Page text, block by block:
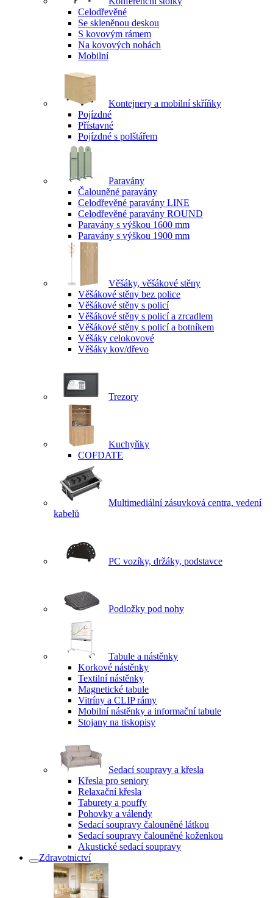
Celodřevěné
Se skleněnou deskou
S kovovým rámem
Na kovových nohách
Mobilní
Kontejnery a mobilní skříňky
Pojízdné
Přístavné
Pojízdné s polštářem
Paravány
Čalouněné paravány
Celodřevěné paravány LINE
Celodřevěné paravány ROUND
Paravány s výškou 1600 mm
Paravány s výškou 1900 mm
Věšáky, věšákové stěny
Věšákové stěny bez police
Věšákové stěny s policí
Věšákové stěny s policí a zrcadlem
Věšákové stěny s policí a botníkem
Věšáky celokovové
Věšáky kov/dřevo
Trezory
Kuchyňky
COFDATE
Multimediální zásuvková centra, vedení
kabelů
PC vozíky, držáky, podstavce
Podložky pod nohy
Tabule a nástěnky
Korkové nástěnky
Textilní nástěnky
Magnetické tabule
Vitríny a CLIP rámy
Mobilní nástěnky a informační tabule
Stojany na tiskopisy
Sedací soupravy a křesla
Křesla pro seniory
Relaxační křesla
Taburety a pouffy
Pohovky a válendy
Sedací soupravy čalouněné látkou
Sedací soupravy čalouněné koženkou
Akustické sedací soupravy
Zdravotnictví